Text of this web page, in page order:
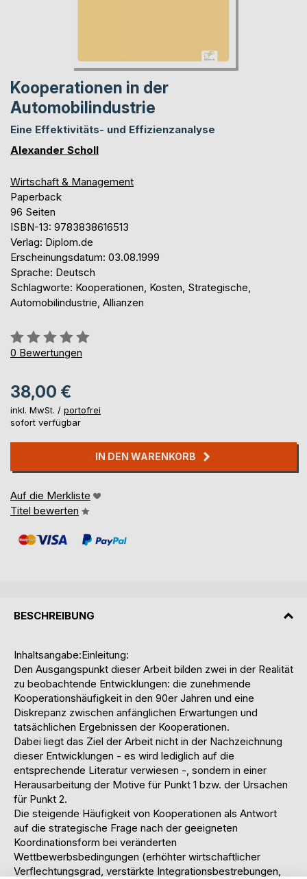
Kooperationen in der
Automobilindustrie
Eine Effektivitäts- und Effizienzanalyse
Alexander Scholl
Wirtschaft & Management
Paperback
96 Seiten
ISBN-13: 9783838616513
Verlag: Diplom.de
Erscheinungsdatum: 03.08.1999
Sprache: Deutsch
Schlagworte: Kooperationen, Kosten, Strategische,
Automobilindustrie, Allianzen
Bewertung::
0%
0 Bewertungen
38,00 €
inkl. MwSt. / portofrei
sofort verfügbar
IN DEN WARENKORB
Auf die Merkliste
Titel bewerten
BESCHREIBUNG
Inhaltsangabe:Einleitung:
Den Ausgangspunkt dieser Arbeit bilden zwei in der Realität
zu beobachtende Entwicklungen: die zunehmende
Kooperationshäufigkeit in den 90er Jahren und eine
Diskrepanz zwischen anfänglichen Erwartungen und
tatsächlichen Ergebnissen der Kooperationen.
Dabei liegt das Ziel der Arbeit nicht in der Nachzeichnung
dieser Entwicklungen - es wird lediglich auf die
entsprechende Literatur verwiesen -, sondern in einer
Herausarbeitung der Motive für Punkt 1 bzw. der Ursachen
für Punkt 2.
Die steigende Häufigkeit von Kooperationen als Antwort
auf die strategische Frage nach der geeigneten
Koordinationsform bei veränderten
Wettbewerbsbedingungen (erhöhter wirtschaftlicher
Verflechtungsgrad, verstärkte Integrationsbestrebungen,